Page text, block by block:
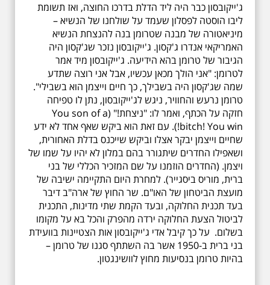
ג'ייקובסון כבר היה ליד הדלת בדרכו החוצה, ואז תשומת
ליבו הוסטה לפסלון שעמד על שולחנו של הנשיא –
מיניאטורה של מבנה שטרומן בנה להנצחת הנשיא
האמריקאי אנדרו ג'קסון. ג'ייקובסון נזכר שג'קסון היה
הגיבור של טרומן בהא הידיעה. ג'ייקובסון מיד אמר
לטרומן: "אני הולך מכאן עכשיו, אבל אני רוצה שתדע
שמה שג'קסון היה בשבילך, כך חיים וייצמן הוא בשבילי".
טרומן נרעש והחוויר, ניגש לג'ייקובסון, נתן לו טפיחה
חזקה על הכתף, ואמר לו: "ניצחת!" (You son of a
bitch! You win!). עם זאת הוא ביקש שאף אחד לא ידע
שחיים וייצמן יבקר אצלו וביקש שייכנס בדלת האחורית,
ושאפילו החדרים שיתגורר בהם במלון לא יהיו על שמו של
ויצמן. (החדרים הוזמנו על שם המזכיר הכללי של בני
ברית, מוריס ביסגייר). למחרת היום התקיימה ישיבה של
מועצת הביטחון של האו"ם. שר החוץ של ארה"ב דיבר
בעד תכנית החלוקה, ובעד הקמת שתי מדינות, התכנית
לביטול הצעת החלוקה ירדה מהפרק והכל בא על מקומו
בשלום. על כך קיבל אדי ג'ייקובסון אות הצטיינות בוועידת
בני ברית ב-1950 אשר בה השתתף סגנו של טרומן –
בהיות טרומן בנסיעות מחוץ לוושינגטון.